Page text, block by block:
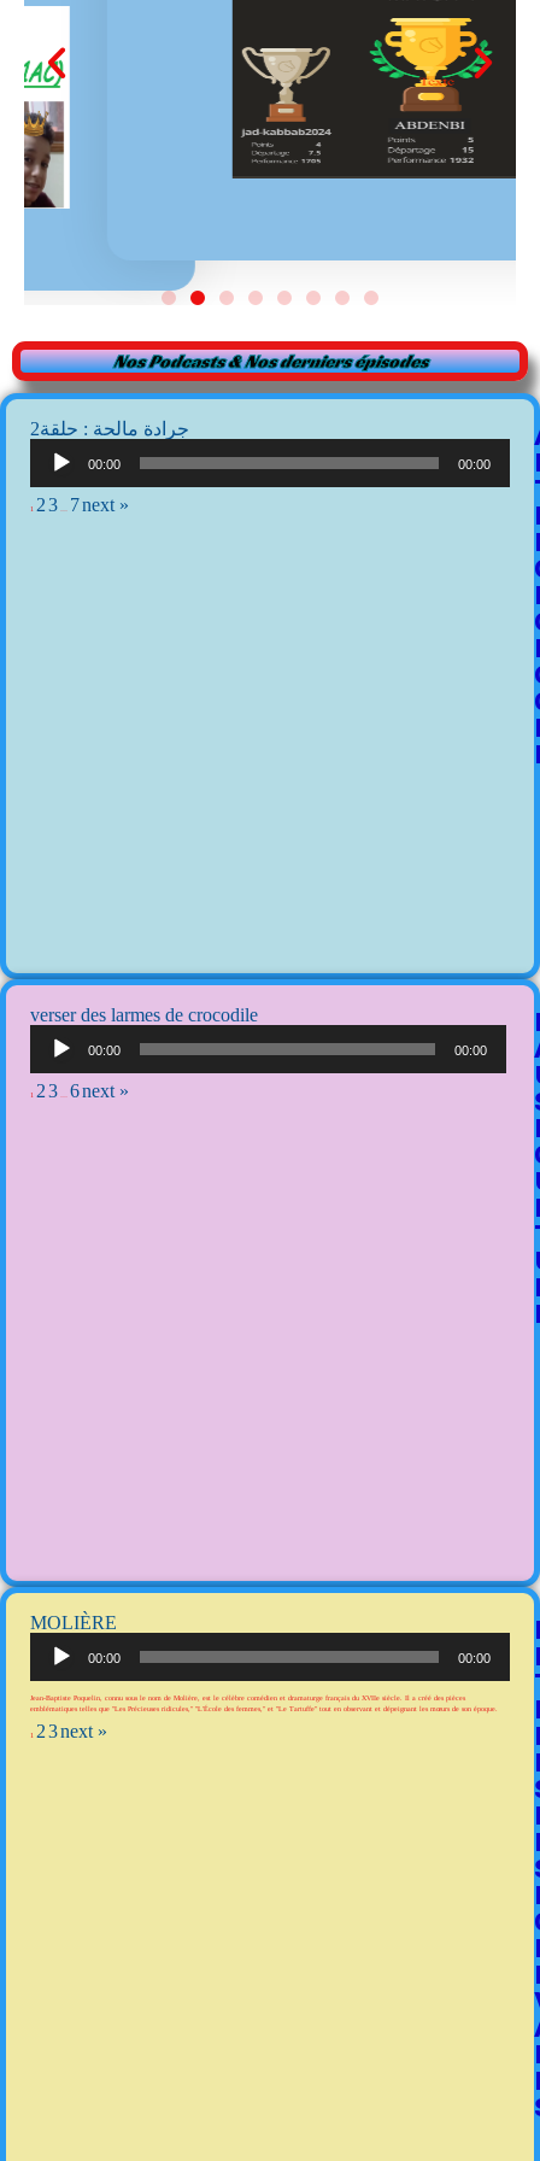
Nos Podcasts & Nos derniers épisodes
2جرادة مالحة : حلقة
00:00 00:00
1 23 7next »
verser des larmes de crocodile
00:00 00:00
1 23 6next »
MOLIÈRE
00:00 00:00
Jean-Baptiste Poquelin, connu sous le nom de Molière, est le célèbre comédien et dramaturge français du XVIIe siècle. Il a créé des pièces
emblématiques telles que "Les Précieuses ridicules," "L'École des femmes," et "Le Tartuffe" tout en observant et dépeignant les mœurs de son époque.
1 23next »